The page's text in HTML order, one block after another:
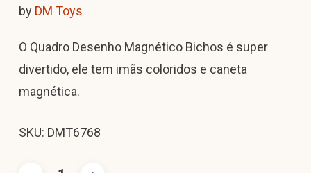
by DM Toys
O Quadro Desenho Magnético Bichos é super
divertido, ele tem imãs coloridos e caneta
magnética.
SKU: DMT6768